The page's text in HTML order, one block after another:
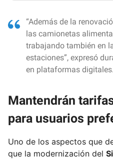
t
“Además de la
las camionetas
trabajando también en
estaciones”, expresó
en plataformas digitales.
Mantendrán
para usuarios
Uno de los aspectos que
que la modernización del